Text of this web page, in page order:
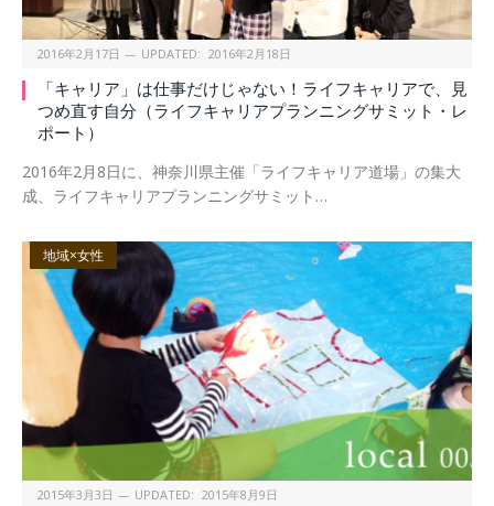
2016年2月17日 UPDATED: 2016年2月18日
「キャリア」は仕事だけじゃない！ライフキャリアで、見
つめ直す自分（ライフキャリアプランニングサミット・レ
ポート）
2016年2月8日に、神奈川県主催「ライフキャリア道場」の集大
成、ライフキャリアプランニングサミット…
地域×女性
2015年3月3日 UPDATED: 2015年8月9日